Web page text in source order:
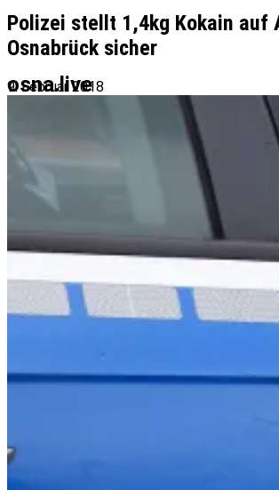
osna.live
Polizei stellt 1,4kg Kokain auf
Osnabrück sicher
9. Februar 2018